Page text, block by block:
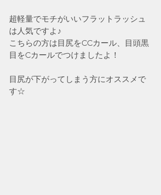
超軽量でモチがいいフラットラッシュ
は人気ですよ♪
こちらの方は目尻をCCカール、目頭黒
目をCカールでつけましたよ！
目尻が下がってしまう方にオススメで
す☆